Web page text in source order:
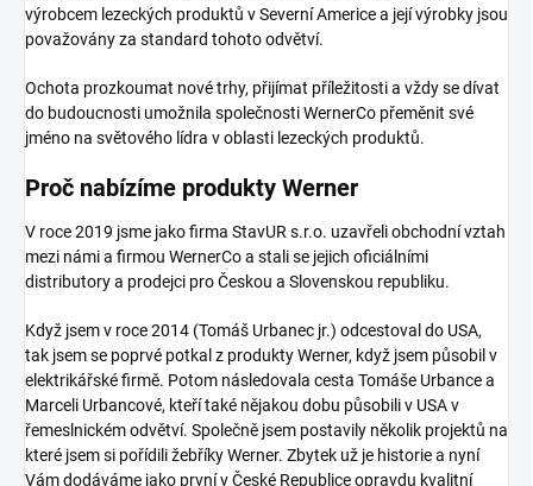
výrobcem lezeckých produktů v Severní Americe a její výrobky jsou
považovány za standard tohoto odvětví.
Ochota prozkoumat nové trhy, přijímat příležitosti a vždy se dívat
do budoucnosti umožnila společnosti WernerCo přeměnit své
jméno na světového lídra v oblasti lezeckých produktů.
Proč nabízíme produkty Werner
V roce 2019 jsme jako firma StavUR s.r.o. uzavřeli obchodní vztah
mezi námi a firmou WernerCo a stali se jejich oficiálními
distributory a prodejci pro Českou a Slovenskou republiku.
Když jsem v roce 2014 (Tomáš Urbanec jr.) odcestoval do USA,
tak jsem se poprvé potkal z produkty Werner, když jsem působil v
elektrikářské firmě. Potom následovala cesta Tomáše Urbance a
Marceli Urbancové, kteří také nějakou dobu působili v USA v
řemeslnickém odvětví. Společně jsem postavily několik projektů na
které jsem si pořídili žebříky Werner. Zbytek už je historie a nyní
Vám dodáváme jako první v České Republice opravdu kvalitní